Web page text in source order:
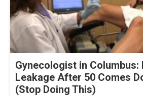
Gynecologist in Columbus:
Leakage After 50 Comes
(Stop Doing This)